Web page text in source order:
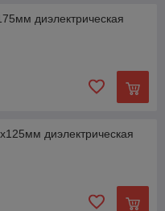
диэлектрическая
диэлектрическая